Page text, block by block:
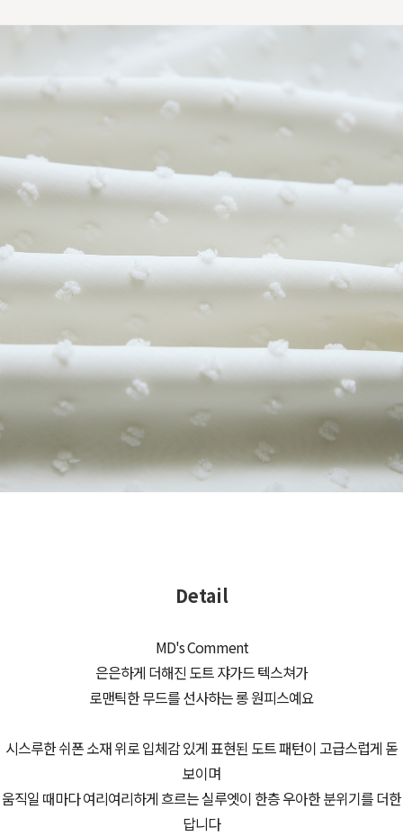
Detail
MD's Comment
은은하게 더해진 도트 쟈가드 텍스쳐가
로맨틱한 무드를 선사하는 롱 원피스예요
시스루한 쉬폰 소재 위로 입체감 있게 표현된 도트 패턴이 고급스럽게 돋
보이며
움직일 때마다 여리여리하게 흐르는 실루엣이 한층 우아한 분위기를 더한
답니다